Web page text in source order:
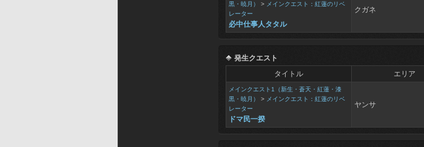
黒・暁月）
> メインクエスト：紅蓮のリベ
レーター
必中仕事人タタル
クガネ
発生クエスト
タイトル
エリア
メインクエスト1（新生・蒼天・紅蓮・漆
黒・暁月）
> メインクエスト：紅蓮のリベ
レーター
ドマ民一揆
ヤンサ